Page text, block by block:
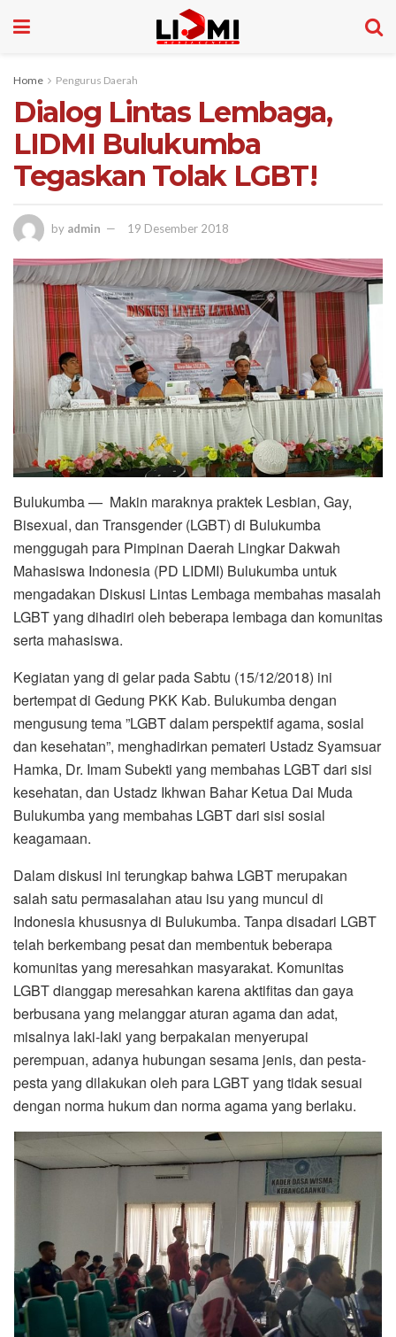
Home Pengurus Daerah
Dialog Lintas Lembaga,
LIDMI Bulukumba
Tegaskan Tolak LGBT!
by admin 19 Desember 2018
Bulukumba — Makin maraknya praktek Lesbian, Gay,
Bisexual, dan Transgender (LGBT) di Bulukumba
menggugah para Pimpinan Daerah Lingkar Dakwah
Mahasiswa Indonesia (PD LIDMI) Bulukumba untuk
mengadakan Diskusi Lintas Lembaga membahas masalah
LGBT yang dihadiri oleh beberapa lembaga dan komunitas
serta mahasiswa.
Kegiatan yang di gelar pada Sabtu (15/12/2018) ini
bertempat di Gedung PKK Kab. Bulukumba dengan
mengusung tema ”LGBT dalam perspektif agama, sosial
dan kesehatan”, menghadirkan pemateri Ustadz Syamsuar
Hamka, Dr. Imam Subekti yang membahas LGBT dari sisi
kesehatan, dan Ustadz Ikhwan Bahar Ketua Dai Muda
Bulukumba yang membahas LGBT dari sisi sosial
keagamaan.
Dalam diskusi ini terungkap bahwa LGBT merupakan
salah satu permasalahan atau isu yang muncul di
Indonesia khususnya di Bulukumba. Tanpa disadari LGBT
telah berkembang pesat dan membentuk beberapa
komunitas yang meresahkan masyarakat. Komunitas
LGBT dianggap meresahkan karena aktifitas dan gaya
berbusana yang melanggar aturan agama dan adat,
misalnya laki-laki yang berpakaian menyerupai
perempuan, adanya hubungan sesama jenis, dan pesta-
pesta yang dilakukan oleh para LGBT yang tidak sesuai
dengan norma hukum dan norma agama yang berlaku.